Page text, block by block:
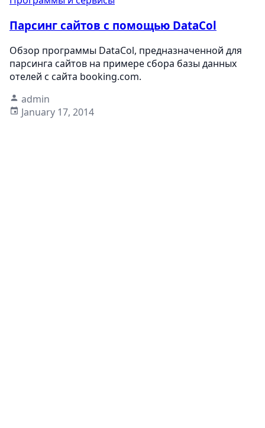
Парсинг сайтов с помощью DataCol
Обзор программы DataCol, предназначенной для
парсинга сайтов на примере сбора базы данных
отелей с сайта booking.com.
admin
January 17, 2014